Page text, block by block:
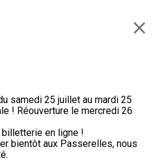
samedi 25 juillet au mardi 25
! Réouverture le mercredi 26
en ligne !
bientôt aux Passerelles, nous